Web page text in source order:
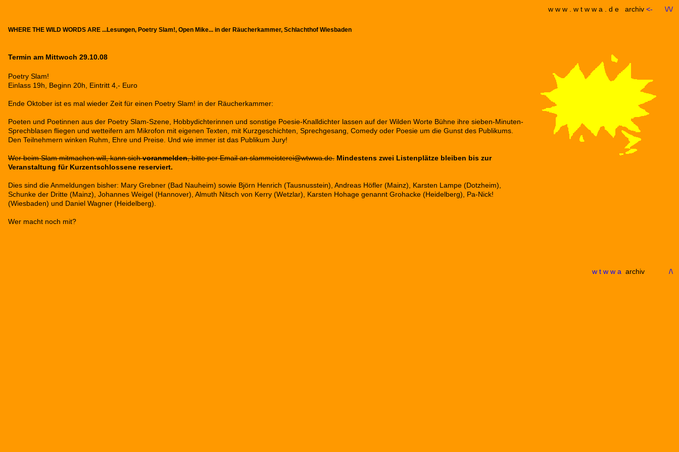
w w w . w t w w a . d e archiv <- \/\/
WHERE THE WILD WORDS ARE ...Lesungen, Poetry Slam!, Open Mike... in der Räucherkammer, Schlachthof Wiesbaden
Termin am Mittwoch 29.10.08
Poetry Slam!
Einlass 19h, Beginn 20h, Eintritt 4,- Euro
Ende Oktober ist es mal wieder Zeit für einen Poetry Slam! in der Räucherkammer:
Poeten und Poetinnen aus der Poetry Slam-Szene, Hobbydichterinnen und sonstige Poesie-Knalldichter lassen auf der Wilden Worte Bühne ihre sieben-Minuten-
Sprechblasen fliegen und wetteifern am Mikrofon mit eigenen Texten, mit Kurzgeschichten, Sprechgesang, Comedy oder Poesie um die Gunst des Publikums.
Den Teilnehmern winken Ruhm, Ehre und Preise. Und wie immer ist das Publikum Jury!
Wer beim Slam mitmachen will, kann sichvoranmelden, bitte per Email an slammeisterei@wtwwa.de. Mindestens zwei Listenplätze bleiben bis zur
Veranstaltung für Kurzentschlossene reserviert.
Dies sind die Anmeldungen bisher: Mary Grebner (Bad Nauheim) sowie Björn Henrich (Tausnusstein), Andreas Höfler (Mainz), Karsten Lampe (Dotzheim),
Schunke der Dritte (Mainz), Johannes Weigel (Hannover), Almuth Nitsch von Kerry (Wetzlar), Karsten Hohage genannt Grohacke (Heidelberg), Pa-Nick!
(Wiesbaden) und Daniel Wagner (Heidelberg).
Wer macht noch mit?
w t w w a archiv /\